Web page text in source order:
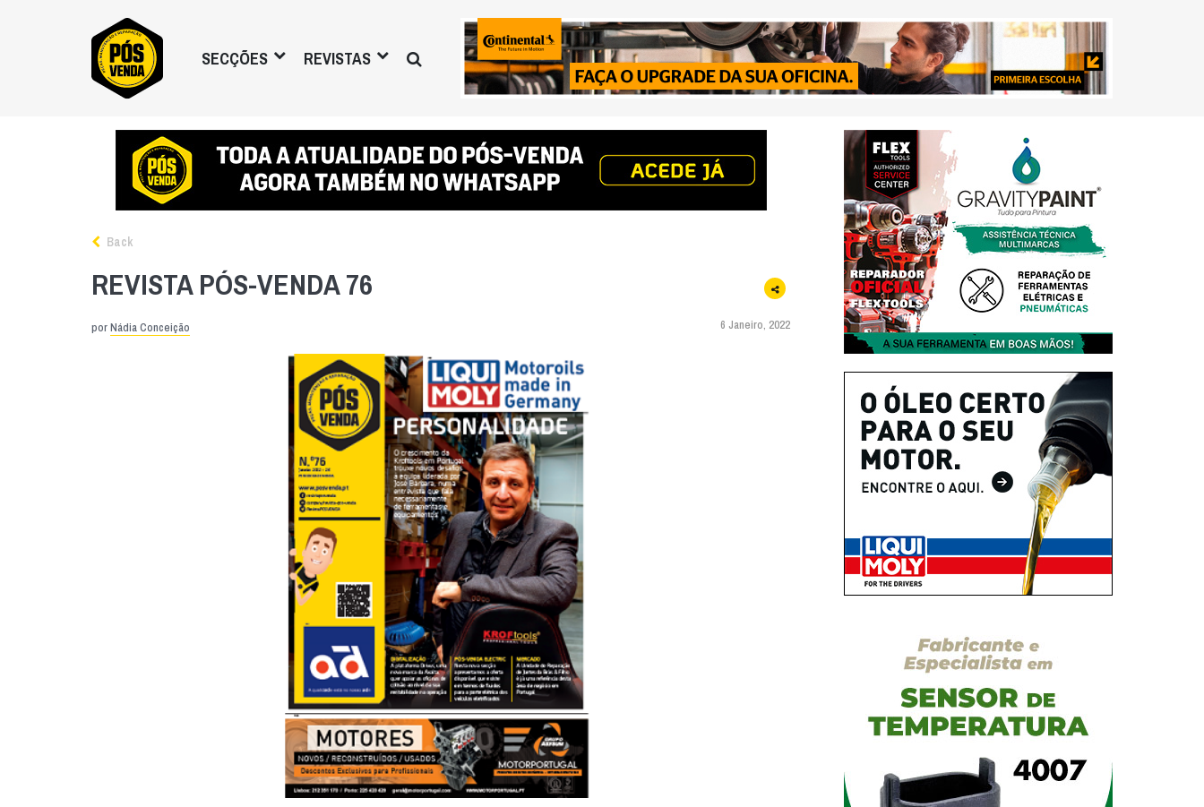
SECÇÕES REVISTAS
Back
REVISTA PÓS-VENDA 76
porNádia Conceição 6 Janeiro, 2022